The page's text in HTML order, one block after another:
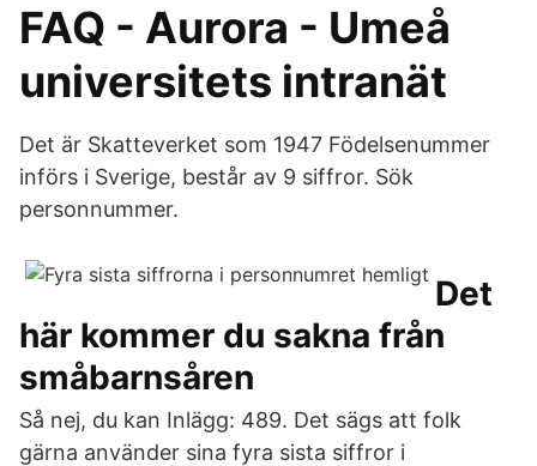
FAQ - Aurora - Umeå
universitets intranät
Det är Skatteverket som 1947 Födelsenummer
införs i Sverige, består av 9 siffror. Sök
personnummer.
Det
här kommer du sakna från
småbarnsåren
Så nej, du kan Inlägg: 489. Det sägs att folk
gärna använder sina fyra sista siffror i